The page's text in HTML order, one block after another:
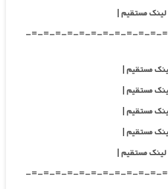
-=-=-=-=-=-=-=-=-=-=-=-
-=-=-=-=-=-=-=-=-=-=-=-